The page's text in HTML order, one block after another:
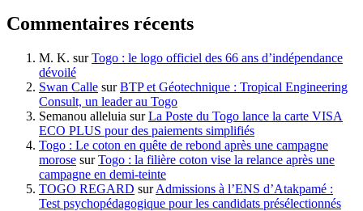
Commentaires récents
M. K. surTogo : le logo officiel des 66 ans d’indépendance
dévoilé
Swan Calle surBTP et Géotechnique : Tropical Engineering
Consult, un leader au Togo
Semanou alleluia surLa Poste du Togo lance la carte VISA
ECO PLUS pour des paiements simplifiés
Togo : Le coton en quête de rebond après une campagne
morose surTogo : la filière coton vise la relance après une
campagne en demi-teinte
TOGO REGARD surAdmissions à l’ENS d’Atakpamé :
Test psychopédagogique pour les candidats présélectionnés